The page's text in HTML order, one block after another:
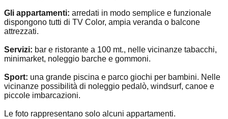
Gli appartamenti: arredati in modo semplice e funzionale
dispongono tutti di TV Color, ampia veranda o balcone
attrezzati.
Servizi: bar e ristorante a 100 mt., nelle vicinanze tabacchi,
minimarket, noleggio barche e gommoni.
Sport: una grande piscina e parco giochi per bambini. Nelle
vicinanze possibilità di noleggio pedalò, windsurf, canoe e
piccole imbarcazioni.
Le foto rappresentano solo alcuni appartamenti.